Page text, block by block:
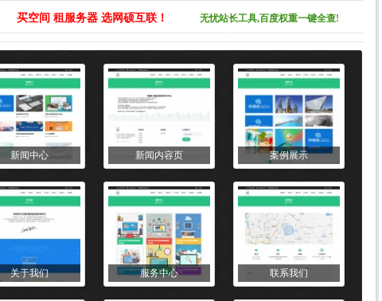
买空间 租服务器 选网硕互联！ 无忧站长工具,百度权重一键全查!
新闻中心 新闻内容页 案例展示
关于我们 服务中心 联系我们